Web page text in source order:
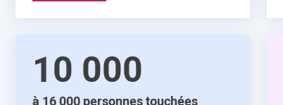
10 000
à 16 000 personnes touchées